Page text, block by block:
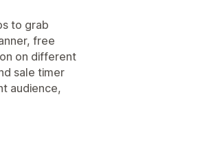
to grab
free
on different
sale timer
audience,